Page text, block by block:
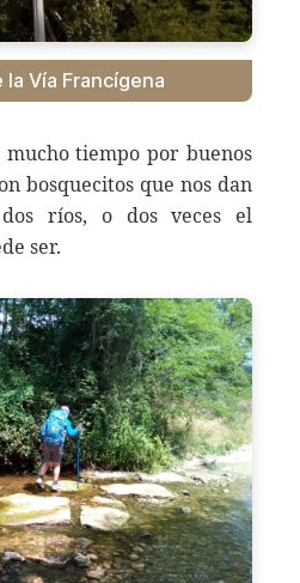
la Vía Francígena
mucho tiempo por buenos
bosquecitos que nos dan
dos ríos, o dos veces el
ser.